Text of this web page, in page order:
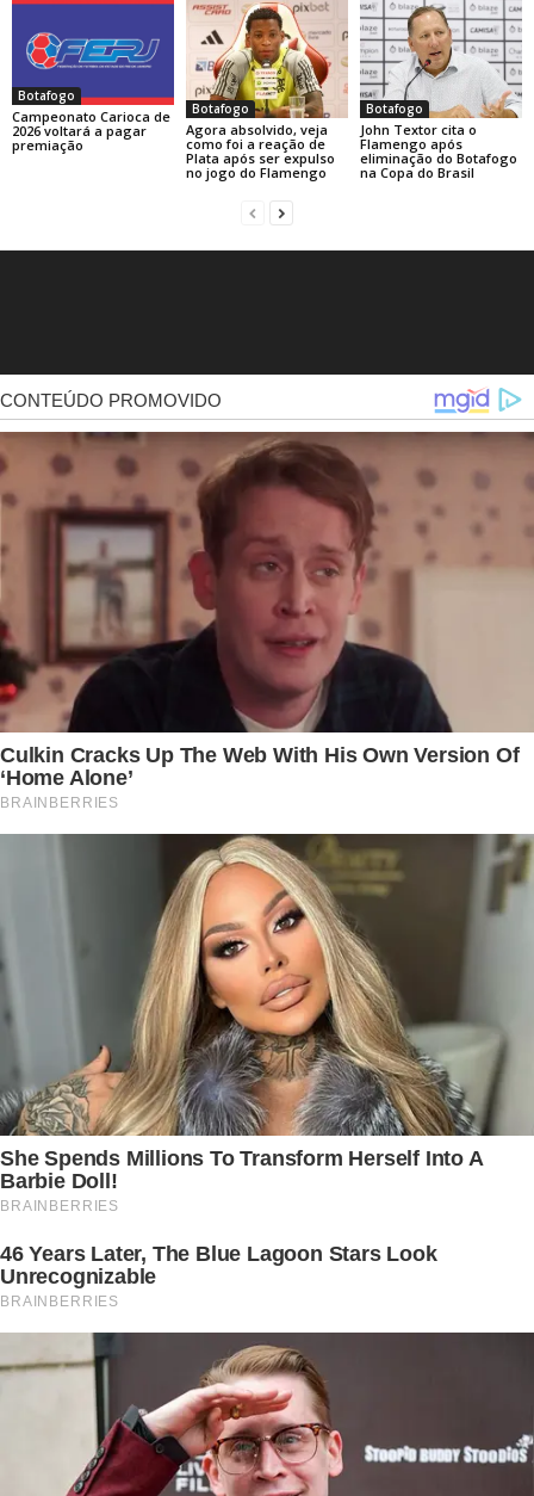
Botafogo
Campeonato Carioca de
2026 voltará a pagar
premiação
Botafogo
Agora absolvido, veja
como foi a reação de
Plata após ser expulso
no jogo do Flamengo
Botafogo
John Textor cita o
Flamengo após
eliminação do Botafogo
na Copa do Brasil